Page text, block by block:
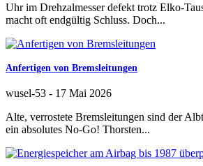
Uhr im Drehzalmesser defekt trotz Elko-
macht oft endgültig Schluss. Doch...
Anfertigen von Bremsleitungen
wusel-53 - 17 Mai 2026
Alte, verrostete Bremsleitungen sind der
ein absolutes No-Go! Thorsten...